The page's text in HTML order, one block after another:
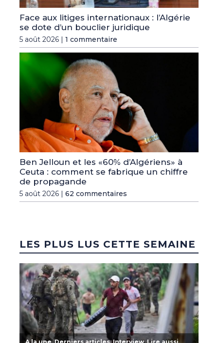
Face aux litiges internationaux : l’Algérie
se dote d’un bouclier juridique
5 août 2026 | 1 commentaire
Ben Jelloun et les «60% d’Algériens» à
Ceuta : comment se fabrique un chiffre
de propagande
5 août 2026 | 62 commentaires
LES PLUS LUS CETTE SEMAINE